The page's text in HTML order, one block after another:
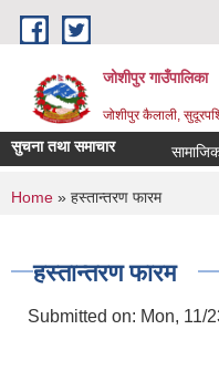
Skip to main content
जोशीपुर गाउँपालिका
जोशीपुर कैलाली,
सुचना तथा समाचार
You are here
Home » हस्तान्तरण फारम
हस्तान्तरण फारम
Submitted on: Mon, 11/